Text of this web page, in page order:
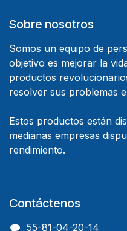
Sobre nosotros
Somos un equipo de
objetivo es mejorar la
productos
resolver sus problemas
Estos productos están
medianas empresas
rendimiento.
Contáctenos
55-81-04-20-14